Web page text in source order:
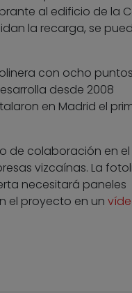
al edificio de la
la recarga, se
con ocho
desde 2008
en Madrid el
de colaboración en
vizcaínas. La
necesitará paneles
el proyecto en un